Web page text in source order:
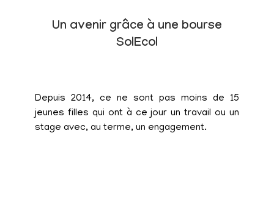
Un avenir grâce à une bourse
SolEcol
Depuis 2014, ce ne sont pas moins de 15
jeunes filles qui ont à ce jour un travail ou un
stage avec, au terme, un engagement.